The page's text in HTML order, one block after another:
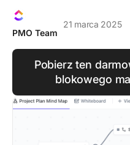
PMO Team
21 marca 2025
Pobierz ten
blokowego